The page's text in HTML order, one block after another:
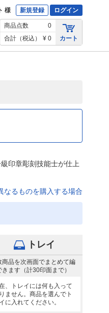
様 新規登録 ログイン
商品点数
0
合計（税込）
¥ 0 カート
印章彫刻技能士が仕上
なるものを購入する場合
トレイ
商品を次画面でまとめて編
きます（計30印面まで）
、トレイには何も入って
ません。商品を選んでト
に入れてください。